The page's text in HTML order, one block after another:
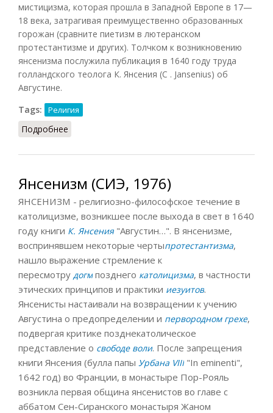
мистицизма, которая прошла в Западной Европе в 17—
18 века, затрагивая преимущественно образованных
горожан (сравните пиетизм в лютеранском
протестантизме и других). Толчком к возникновению
янсенизма послужила публикация в 1640 году труда
голландского теолога К. Янсения (С . Jansenius) об
Августине.
Tags:
Религия
Подробнее
Янсенизм (СИЭ, 1976)
ЯНСЕНИЗМ - религиозно-философское течение в
католицизме, возникшее после выхода в свет в 1640
году книги К. Янсения "Августин…". В янсенизме,
воспринявшем некоторые чертыпротестантизма,
нашло выражение стремление к
пересмотру догм позднего католицизма, в частности
этических принципов и практики иезуитов.
Янсенисты настаивали на возвращении к учению
Августина о предопределении и первородном грехе,
подвергая критике позднекатолическое
представление о свободе воли. После запрещения
книги Янсения (булла папы Урбана VIII "In eminenti",
1642 год) во Франции, в монастыре Пор-Рояль
возникла первая община янсенистов во главе с
аббатом Сен-Сиранского монастыря Жаном